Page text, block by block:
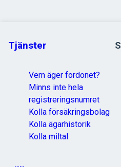
Tjänster
Vem äger fordonet?
Minns inte hela
registreringsnumret
Kolla försäkringsbolag
Kolla ägarhistorik
Kolla miltal